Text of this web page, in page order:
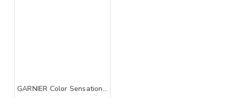
GARNIER Color Sensation boja za kosu 5.0 Luminous light brown